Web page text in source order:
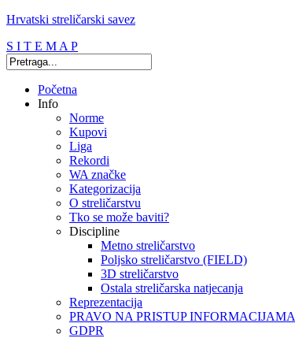
Hrvatski streličarski savez
S I T E M A P
Početna
Info
Norme
Kupovi
Liga
Rekordi
WA značke
Kategorizacija
O streličarstvu
Tko se može baviti?
Discipline
Metno streličarstvo
Poljsko streličarstvo (FIELD)
3D streličarstvo
Ostala streličarska natjecanja
Reprezentacija
PRAVO NA PRISTUP INFORMACIJAMA
GDPR